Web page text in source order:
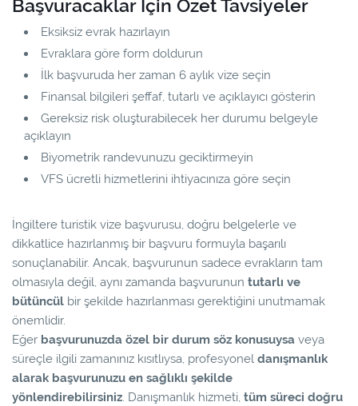
Başvuracaklar İçin Özet Tavsiyeler
Eksiksiz evrak hazırlayın
Evraklara göre form doldurun
İlk başvuruda her zaman 6 aylık vize seçin
Finansal bilgileri şeffaf, tutarlı ve açıklayıcı gösterin
Gereksiz risk oluşturabilecek her durumu belgeyle
açıklayın
Biyometrik randevunuzu geciktirmeyin
VFS ücretli hizmetlerini ihtiyacınıza göre seçin
İngiltere turistik vize başvurusu, doğru belgelerle ve
dikkatlice hazırlanmış bir başvuru formuyla başarılı
sonuçlanabilir. Ancak, başvurunun sadece evrakların tam
olmasıyla değil, aynı zamanda başvurunun tutarlı ve
bütüncül bir şekilde hazırlanması gerektiğini unutmamak
önemlidir.
Eğer başvurunuzda özel bir durum söz konusuysa veya
süreçle ilgili zamanınız kısıtlıysa, profesyonel danışmanlık
alarak başvurunuzu en sağlıklı şekilde
yönlendirebilirsiniz. Danışmanlık hizmeti, tüm süreci doğru